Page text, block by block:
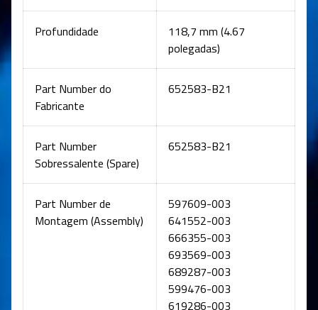
Profundidade
118,7 mm (4.67
polegadas)
Part Number do
Fabricante
652583-B21
Part Number
Sobressalente (Spare)
652583-B21
Part Number de
Montagem (Assembly)
597609-003
641552-003
666355-003
693569-003
689287-003
599476-003
619286-003